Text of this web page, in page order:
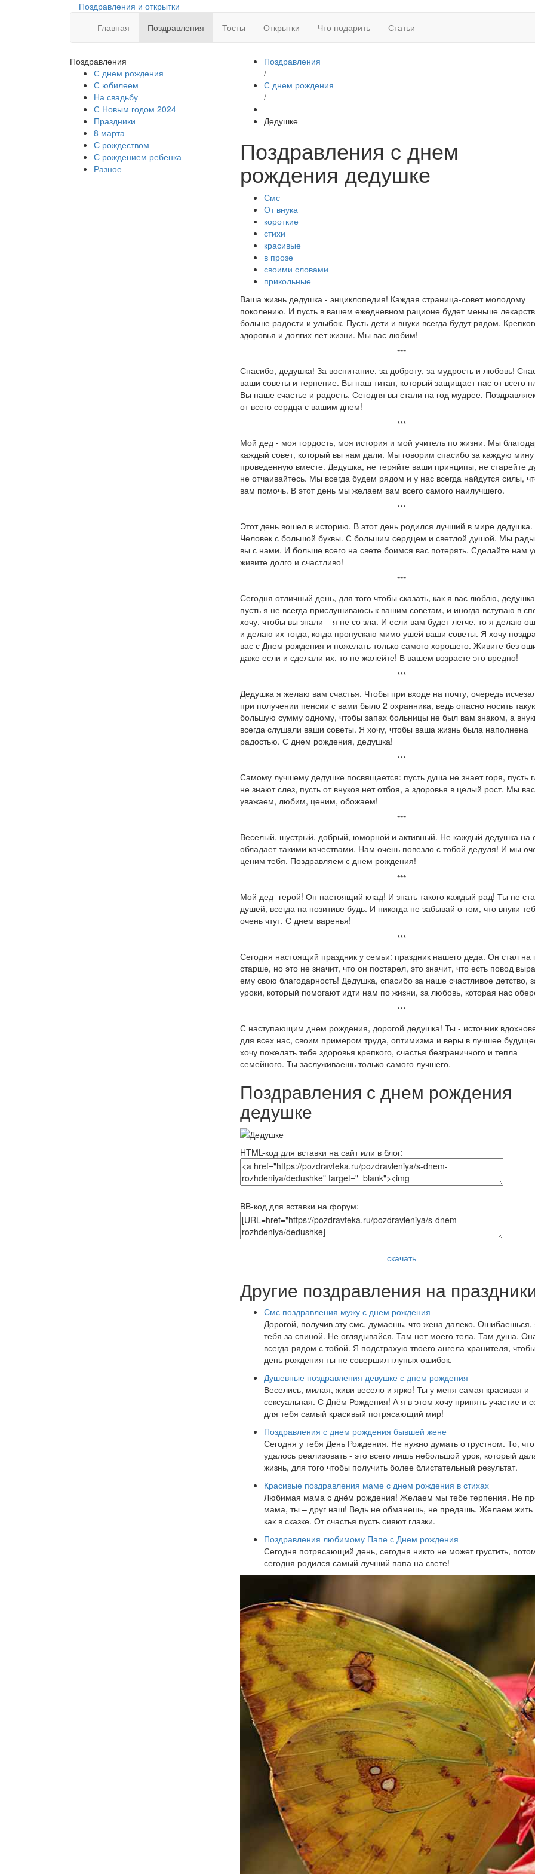
Поздравления и открытки
Главная
Поздравления Тосты Открытки Что подарить Статьи
Поздравления
С днем рождения
С юбилеем
На свадьбу
С Новым годом 2024
Праздники
8 марта
С рождеством
С рождением ребенка
Разное
Поздравления
/
С днем рождения
/
Дедушке
Поздравления с днем
рождения дедушке
Смс
От внука
короткие
стихи
красивые
в прозе
своими словами
прикольные
Ваша жизнь дедушка - энциклопедия! Каждая страница-совет молодому
поколению. И пусть в вашем ежедневном рационе будет меньше
больше радости и улыбок. Пусть дети и внуки всегда будут рядом.
здоровья и долгих лет жизни. Мы вас любим!
***
Спасибо, дедушка! За воспитание, за доброту, за мудрость и любовь!
ваши советы и терпение. Вы наш титан, который защищает нас от всего
Вы наше счастье и радость. Сегодня вы стали на год мудрее.
от всего сердца с вашим днем!
***
Мой дед - моя гордость, моя история и мой учитель по жизни. Мы
каждый совет, который вы нам дали. Мы говорим спасибо за каждую
проведенную вместе. Дедушка, не теряйте ваши принципы, не старейте
не отчаивайтесь. Мы всегда будем рядом и у нас всегда найдутся силы,
вам помочь. В этот день мы желаем вам всего самого наилучшего.
***
Этот день вошел в историю. В этот день родился лучший в мире дедушка.
Человек с большой буквы. С большим сердцем и светлой душой. Мы
вы с нами. И больше всего на свете боимся вас потерять. Сделайте нам
живите долго и счастливо!
***
Сегодня отличный день, для того чтобы сказать, как я вас люблю,
пусть я не всегда прислушиваюсь к вашим советам, и иногда вступаю в
хочу, чтобы вы знали – я не со зла. И если вам будет легче, то я делаю
и делаю их тогда, когда пропускаю мимо ушей ваши советы. Я хочу
вас с Днем рождения и пожелать только самого хорошего. Живите без
даже если и сделали их, то не жалейте! В вашем возрасте это вредно!
***
Дедушка я желаю вам счастья. Чтобы при входе на почту, очередь
при получении пенсии с вами было 2 охранника, ведь опасно носить
большую сумму одному, чтобы запах больницы не был вам знаком, а
всегда слушали ваши советы. Я хочу, чтобы ваша жизнь была наполнена
радостью. С днем рождения, дедушка!
***
Самому лучшему дедушке посвящается: пусть душа не знает горя, пусть
не знают слез, пусть от внуков нет отбоя, а здоровья в целый рост. Мы
уважаем, любим, ценим, обожаем!
***
Веселый, шустрый, добрый, юморной и активный. Не каждый дедушка на
обладает такими качествами. Нам очень повезло с тобой дедуля! И мы
ценим тебя. Поздравляем с днем рождения!
***
Мой дед- герой! Он настоящий клад! И знать такого каждый рад! Ты не
душей, всегда на позитиве будь. И никогда не забывай о том, что внуки
очень чтут. С днем варенья!
***
Сегодня настоящий праздник у семьи: праздник нашего деда. Он стал на
старше, но это не значит, что он постарел, это значит, что есть повод
ему свою благодарность! Дедушка, спасибо за наше счастливое детство,
уроки, который помогают идти нам по жизни, за любовь, которая нас
***
С наступающим днем рождения, дорогой дедушка! Ты - источник
для всех нас, своим примером труда, оптимизма и веры в лучшее
хочу пожелать тебе здоровья крепкого, счастья безграничного и тепла
семейного. Ты заслуживаешь только самого лучшего.
Поздравления с днем рождения
дедушке
HTML-код для вставки на сайт или в блог:
BB-код для вставки на форум:
скачать
Другие поздравления на
Смс поздравления мужу с днем рождения
Дорогой, получив эту смс, думаешь, что жена далеко. Ошибаешься,
тебя за спиной. Не оглядывайся. Там нет моего тела. Там душа.
всегда рядом с тобой. Я подстрахую твоего ангела хранителя,
день рождения ты не совершил глупых ошибок.
Душевные поздравления девушке с днем рождения
Веселись, милая, живи весело и ярко! Ты у меня самая красивая и
сексуальная. С Днём Рождения! А я в этом хочу принять участие и
для тебя самый красивый потрясающий мир!
Поздравления с днем рождения бывшей жене
Сегодня у тебя День Рождения. Не нужно думать о грустном. То,
удалось реализовать - это всего лишь небольшой урок, который
жизнь, для того чтобы получить более блистательный результат.
Красивые поздравления маме с днем рождения в стихах
Любимая мама с днём рождения! Желаем мы тебе терпения. Не
мама, ты – друг наш! Ведь не обманешь, не предашь. Желаем жить
как в сказке. От счастья пусть сияют глазки.
Поздравления любимому Папе с Днем рождения
Сегодня потрясающий день, сегодня никто не может грустить,
сегодня родился самый лучший папа на свете!